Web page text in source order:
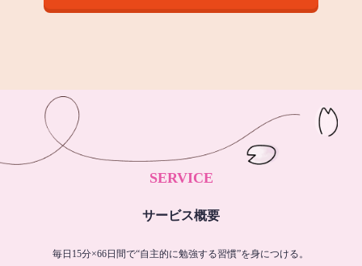
SERVICE
サービス概要
毎日15分×66日間で“自主的に勉強する習慣”を身につける。